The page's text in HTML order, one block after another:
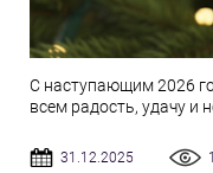
С наступающим 2026
всем радость, удачу и
31.12.2025